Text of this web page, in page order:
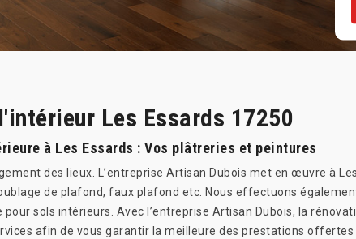
Les Essards 17250
à Les Essards : Vos plâtreries et peintures
des lieux. L’entreprise Artisan Dubois met en œuvre à
de plafond, faux plafond etc. Nous effectuons
sols intérieurs. Avec l’entreprise Artisan Dubois, la
afin de vous garantir la meilleure des prestations